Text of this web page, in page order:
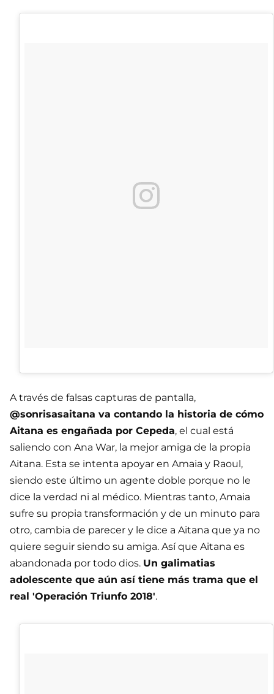
A través de falsas capturas de pantalla,
@sonrisasaitana va contando la historia de cómo
Aitana es engañada por Cepeda, el cual está
saliendo con Ana War, la mejor amiga de la propia
Aitana. Esta se intenta apoyar en Amaia y Raoul,
siendo este último un agente doble porque no le
dice la verdad ni al médico. Mientras tanto, Amaia
sufre su propia transformación y de un minuto para
otro, cambia de parecer y le dice a Aitana que ya no
quiere seguir siendo su amiga. Así que Aitana es
abandonada por todo dios. Un galimatias
adolescente que aún así tiene más trama que el
real 'Operación Triunfo 2018'.